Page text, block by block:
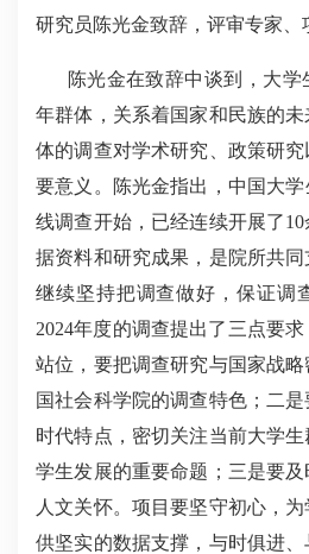
研究员陈光金致辞，评审专家、
陈光金在致辞中谈到，大学
年群体，关系着国家和民族的
体的调查对学术研究、政策研
要意义。陈光金指出，中国大
线调查开始，已经连续开展了
据资料和研究成果，是院所共
继续坚持把调查做好，保证调
2024年度的调查提出了三点要
站位，要把调查研究与国家战
国社会科学院的调查特色；二
时代特点，密切关注当前大学
学生发展的重要命题；三是要
人文关怀。项目要坚守初心，
供坚实的数据支撑，与时俱进